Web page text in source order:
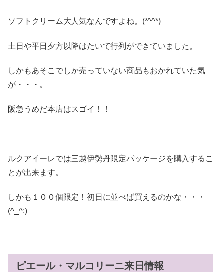
ソフトクリーム大人気なんですよね。(*^^*)
土日や平日夕方以降はたいて行列ができていました。
しかもあそこでしか売っていない商品もおかれていた気
が・・・。
阪急うめだ本店はスゴイ！！
ルクアイーレでは三越伊勢丹限定パッケージを購入するこ
とが出来ます。
しかも１００個限定！初日に並べば買えるのかな・・・
(^_^;)
ピエール・マルコリーニ来日情報